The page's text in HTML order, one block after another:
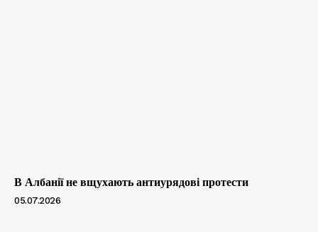
В Албанії не вщухають антиурядові протести
05.07.2026